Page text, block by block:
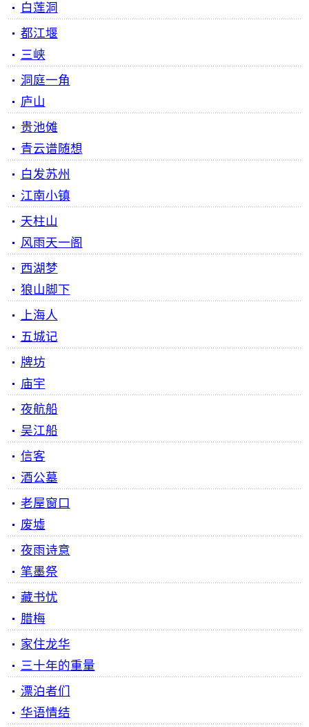
白莲洞
都江堰
三峡
洞庭一角
庐山
贵池傩
青云谱随想
白发苏州
江南小镇
天柱山
风雨天一阁
西湖梦
狼山脚下
上海人
五城记
牌坊
庙宇
夜航船
吴江船
信客
酒公墓
老屋窗口
废墟
夜雨诗意
笔墨祭
藏书忧
腊梅
家住龙华
三十年的重量
漂泊者们
华语情结